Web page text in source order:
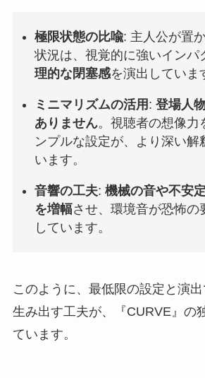
極限状態の比喩: 主人公が置
状況は、視覚的に強いインパ
理的な閉塞感を演出していま
ミニマリズムの活用 :登場人
ありません。視聴者の想像力
ンプルな設定が、より深い解
います。
音響の工夫:機械の音や不安
を増幅させ、環境音が恐怖の
しています。
このように、最低限の設定と演
生み出す工夫が、『CURVE』の
ています。